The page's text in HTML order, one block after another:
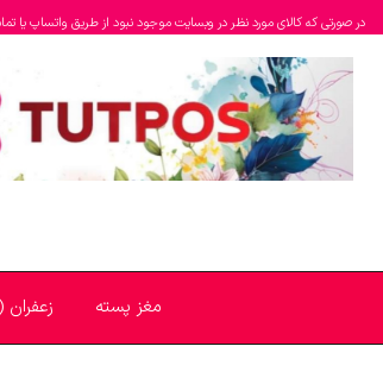
در صورتی که کالای مورد نظر در وبسایت موجود نبود از طریق واتساپ یا
مغز پسته